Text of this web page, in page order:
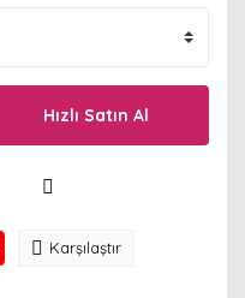
Hızlı Satın Al
Karşılaştır